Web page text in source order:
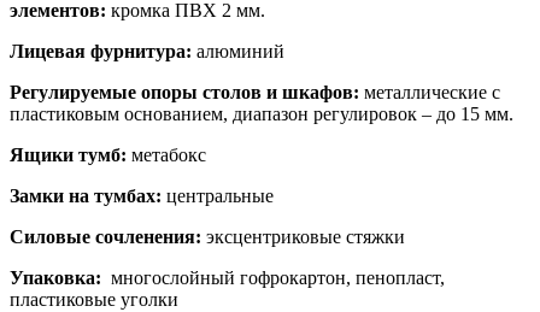
элементов: кромка ПВХ 2 мм.
Лицевая фурнитура: алюминий
Регулируемые опоры столов и шкафов: металлические с
пластиковым основанием, диапазон регулировок – до 15 мм.
Ящики тумб: метабокс
Замки на тумбах: центральные
Силовые сочленения: эксцентриковые стяжки
Упаковка: многослойный гофрокартон, пенопласт,
пластиковые уголки